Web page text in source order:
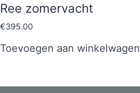
Ree zomervacht
€395.00
Toevoegen aan winkelwagen